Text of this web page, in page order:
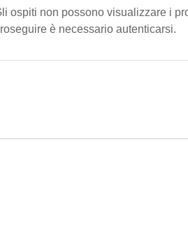
ospiti non possono visualizzare i
è necessario autenticarsi.